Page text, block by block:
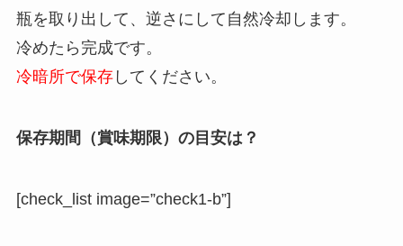
瓶を取り出して、逆さにして自然冷却します。
冷めたら完成です。
冷暗所で保存してください。
保存期間（賞味期限）の目安は？
[check_list image=”check1-b”]